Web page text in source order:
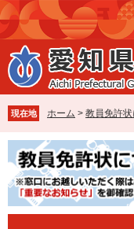
ペ
ー
ジ
の
先
で
す
。
メ
ニ
ュ
ー
を
ば
し
て
へ
現在地 ホーム > 教員免許